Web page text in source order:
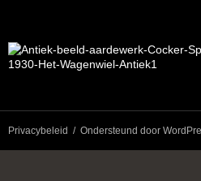
Privacybeleid Ondersteund door